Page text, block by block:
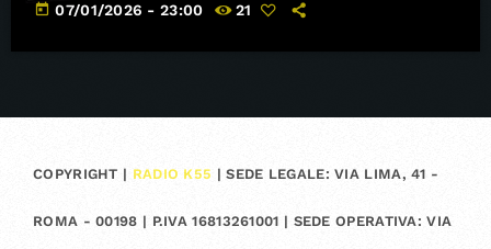
today 07/01/2026 - 23:00 21
COPYRIGHT | RADIO K55 | SEDE LEGALE: VIA LIMA, 41 -
ROMA - 00198 | P.IVA 16813261001 | SEDE OPERATIVA: VIA